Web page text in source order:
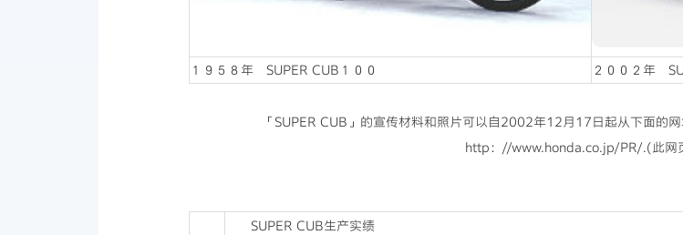
１９５８年 SUPER CUB１００ ２００２年
「SUPER CUB」的宣传材料和照片可以自2002年12月17日起从下面的
http：//www.honda.co.jp/PR/.(此网
SUPER CUB生产实绩